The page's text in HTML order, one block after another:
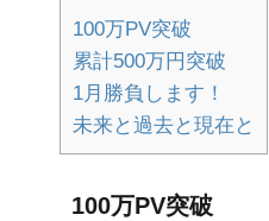
100万PV突破
累計500万円突破
1月勝負します！
未来と過去と現在と
100万PV突破